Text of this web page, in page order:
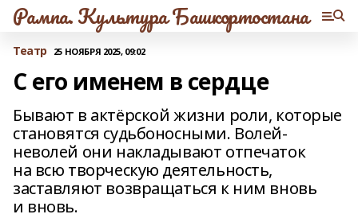
Рампа. Культура Башкортостана
Театр 25 НОЯБРЯ 2025, 09:02
С его именем в сердце
Бывают в актёрской жизни роли, которые
становятся судьбоносными. Волей-
неволей они накладывают отпечаток
на всю творческую деятельность,
заставляют возвращаться к ним вновь
и вновь.